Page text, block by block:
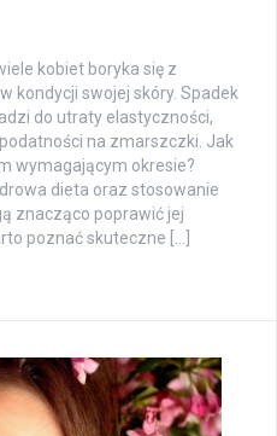
kobiet boryka się z
kondycji swojej skóry. Spadek
do utraty elastyczności,
na zmarszczki. Jak
wymagającym okresie?
dieta oraz stosowanie
znacząco poprawić jej
poznać skuteczne […]